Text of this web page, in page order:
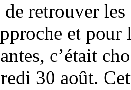
de retrouver les
et pour
c’était
30 août.